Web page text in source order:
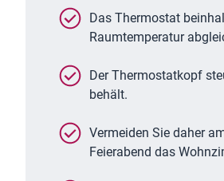
Das Thermostat
Raumtemperatur
Der Thermostatkopf
behält.
Vermeiden Sie daher
Feierabend das